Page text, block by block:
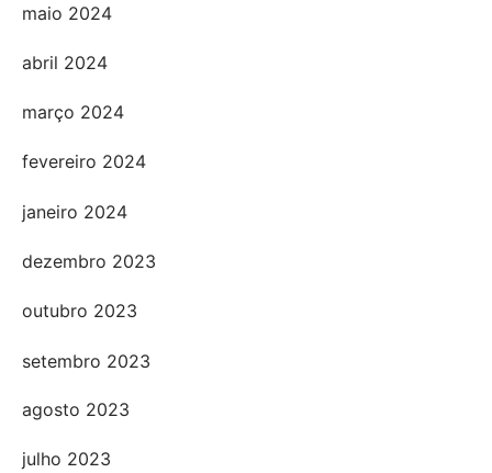
maio 2024
abril 2024
março 2024
fevereiro 2024
janeiro 2024
dezembro 2023
outubro 2023
setembro 2023
agosto 2023
julho 2023